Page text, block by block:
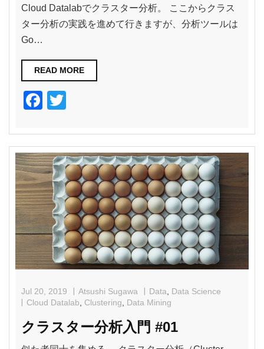
Cloud Datalabでクラスター分析。 ここからクラス
ター分析の実践を進めて行きますが、分析ツールは
Go…
READ MORE
F
c
e
b
o
o
k
tt
er
Jul 20, 2019 Atsushi Sugawa Data
Data Science
Cloud Datalab
Clustering Data Mining
クラスター分析入門 #01